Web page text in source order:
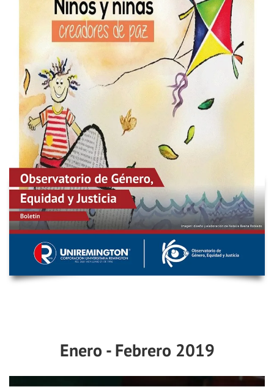
Enero - Febrero 2019